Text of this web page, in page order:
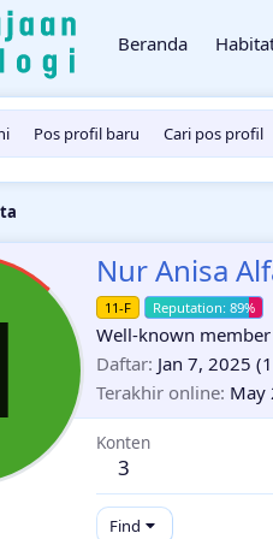
Beranda
Pos profil baru Cari pos profil
Nur Anisa
11-F
Well-known member
Daftar Jan 7, 2025
Terakhir online May
Konten
3
Find